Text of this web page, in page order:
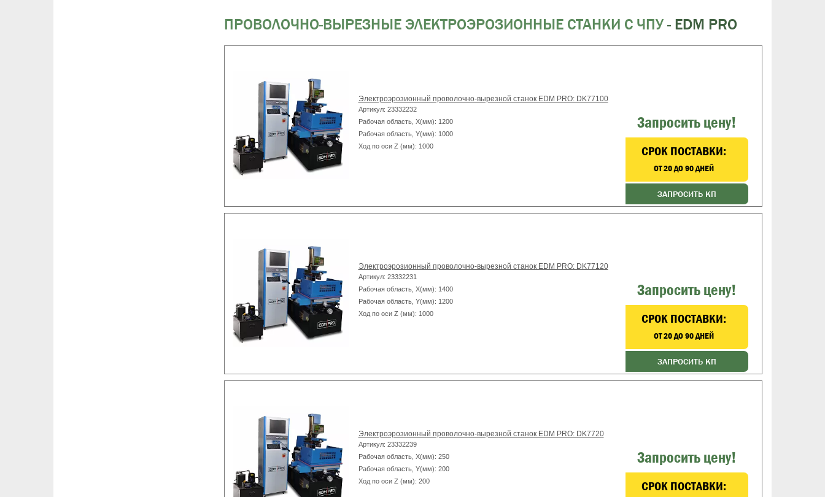
ПРОВОЛОЧНО-ВЫРЕЗНЫЕ ЭЛЕКТРОЭРОЗИОННЫЕ СТАНКИ С ЧПУ - EDM PRO
Электроэрозионный проволочно-вырезной станок EDM PRO: DK77100
Артикул: 23332232
Рабочая область, X(мм): 1200
Рабочая область, Y(мм): 1000
Ход по оси Z (мм): 1000
Запросить цену!
CРОК ПОСТАВКИ:
ОТ 20 ДО 90 ДНЕЙ
ЗАПРОСИТЬ КП
Электроэрозионный проволочно-вырезной станок EDM PRO: DK77120
Артикул: 23332231
Рабочая область, X(мм): 1400
Рабочая область, Y(мм): 1200
Ход по оси Z (мм): 1000
Запросить цену!
CРОК ПОСТАВКИ:
ОТ 20 ДО 90 ДНЕЙ
ЗАПРОСИТЬ КП
Электроэрозионный проволочно-вырезной станок EDM PRO: DK7720
Артикул: 23332239
Рабочая область, X(мм): 250
Рабочая область, Y(мм): 200
Ход по оси Z (мм): 200
Запросить цену!
CРОК ПОСТАВКИ: